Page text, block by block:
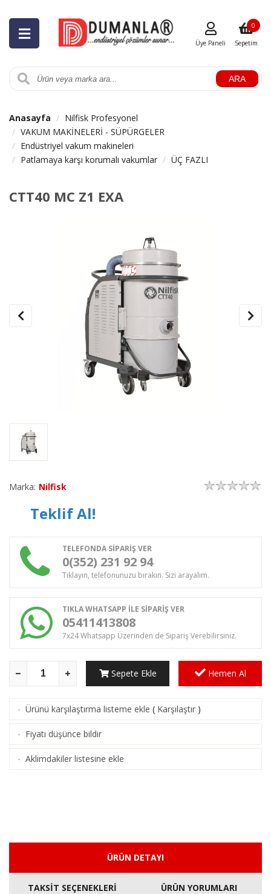
ARA
Üye Paneli Sepetim
0
Anasayfa
Nilfisk Profesyonel
VAKUM MAKİNELERİ - SÜPÜRGELER
Endüstriyel vakum makineleri
Patlamaya karşı korumalı vakumlar
ÜÇ FAZLI
CTT40 MC Z1 EXA
Marka: Nilfisk
Teklif Al!
TELEFONDA SİPARİŞ VER
0(352) 231 92 94
Tıklayın, telefonunuzu bırakın. Sizi arayalım.
TIKLA WHATSAPP İLE SİPARİŞ VER
05411413808
7x24 Whatsapp Üzerinden de Sipariş Verebilirsiniz.
Sepete Ekle Hemen Al
· Ürünü karşılaştırma listeme ekle ( Karşılaştır )
· Fiyatı düşünce bildir
· Aklımdakiler listesine ekle
ÜRÜN DETAYI
TAKSİT SEÇENEKLERİ ÜRÜN YORUMLARI